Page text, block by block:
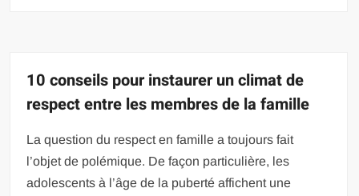
10 conseils pour instaurer un climat de
respect entre les membres de la famille
La question du respect en famille a toujours fait
l’objet de polémique. De façon particulière, les
adolescents à l’âge de la puberté affichent une